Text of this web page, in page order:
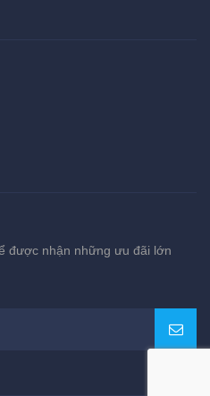
được nhận những ưu đãi lớn